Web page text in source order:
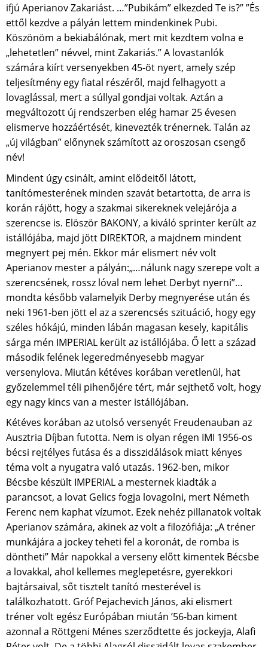
ifjú Aperianov Zakariást. …”Pubikám” elkezded Te is?” ”És
ettől kezdve a pályán lettem mindenkinek Pubi.
Köszönöm a bekiabálónak, mert mit kezdtem volna e
„lehetetlen” névvel, mint Zakariás.” A lovastanlók
számára kiírt versenyekben 45-öt nyert, amely szép
teljesítmény egy fiatal részéről, majd felhagyott a
lovaglással, mert a súllyal gondjai voltak. Aztán a
megváltozott új rendszerben elég hamar 25 évesen
elismerve hozzáértését, kinevezték trénernek. Talán az
„új világban” előnynek számított az oroszosan csengő
név!
Mindent úgy csinált, amint elődeitől látott,
tanítómesterének minden szavát betartotta, de arra is
korán rájött, hogy a szakmai sikereknek velejárója a
szerencse is. Elöször BAKONY, a kiváló sprinter került az
istállójába, majd jött DIREKTOR, a majdnem mindent
megnyert pej mén. Ekkor már elismert név volt
Aperianov mester a pályán:„…nálunk nagy szerepe volt a
szerencsének, rossz lóval nem lehet Derbyt nyerni”…
mondta később valamelyik Derby megnyerése után és
neki 1961-ben jött el az a szerencsés szituáció, hogy egy
széles hókájú, minden lábán magasan kesely, kapitális
sárga mén IMPERIAL került az istállójába. Ő lett a század
második felének legeredményesebb magyar
versenylova. Miután kétéves korában veretlenül, hat
győzelemmel téli pihenőjére tért, már sejthető volt, hogy
egy nagy kincs van a mester istállójában.
Kétéves korában az utolsó versenyét Freudenauban az
Ausztria Díjban futotta. Nem is olyan régen IMI 1956-os
bécsi rejtélyes futása és a disszidálások miatt kényes
téma volt a nyugatra való utazás. 1962-ben, mikor
Bécsbe készült IMPERIAL a mesternek kiadták a
parancsot, a lovat Gelics fogja lovagolni, mert Németh
Ferenc nem kaphat vízumot. Ezek nehéz pillanatok voltak
Aperianov számára, akinek az volt a filozófiája: „A tréner
munkájára a jockey teheti fel a koronát, de romba is
döntheti” Már napokkal a verseny előtt kimentek Bécsbe
a lovakkal, ahol kellemes meglepetésre, gyerekkori
bajtársaival, sőt tisztelt tanító mesterével is
találkozhatott. Gróf Pejachevich János, aki elismert
tréner volt egész Európában miután ’56-ban kiment
azonnal a Röttgeni Ménes szerződtette és jockeyja, Alafi